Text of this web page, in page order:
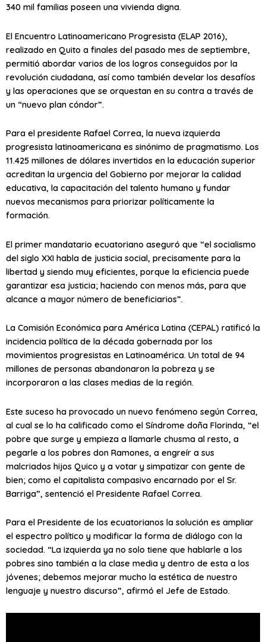
340 mil familias poseen una vivienda digna.
El Encuentro Latinoamericano Progresista (ELAP 2016),
realizado en Quito a finales del pasado mes de septiembre,
permitió abordar varios de los logros conseguidos por la
revolución ciudadana, así como también develar los desafíos
y las operaciones que se orquestan en su contra a través de
un “nuevo plan cóndor”.
Para el presidente Rafael Correa, la nueva izquierda
progresista latinoamericana es sinónimo de pragmatismo. Los
11.425 millones de dólares invertidos en la educación superior
acreditan la urgencia del Gobierno por mejorar la calidad
educativa, la capacitación del talento humano y fundar
nuevos mecanismos para priorizar políticamente la
formación.
El primer mandatario ecuatoriano aseguró que “el socialismo
del siglo XXI habla de justicia social, precisamente para la
libertad y siendo muy eficientes, porque la eficiencia puede
garantizar esa justicia; haciendo con menos más, para que
alcance a mayor número de beneficiarios”.
La Comisión Económica para América Latina (CEPAL) ratificó la
incidencia política de la década gobernada por los
movimientos progresistas en Latinoamérica. Un total de 94
millones de personas abandonaron la pobreza y se
incorporaron a las clases medias de la región.
Este suceso ha provocado un nuevo fenómeno según Correa,
al cual se lo ha calificado como el Síndrome doña Florinda, “el
pobre que surge y empieza a llamarle chusma al resto, a
pegarle a los pobres don Ramones, a engreír a sus
malcriados hijos Quico y a votar y simpatizar con gente de
bien; como el capitalista compasivo encarnado por el Sr.
Barriga”, sentenció el Presidente Rafael Correa.
Para el Presidente de los ecuatorianos la solución es ampliar
el espectro político y modificar la forma de diálogo con la
sociedad. “La izquierda ya no solo tiene que hablarle a los
pobres sino también a la clase media y dentro de esta a los
jóvenes; debemos mejorar mucho la estética de nuestro
lenguaje y nuestro discurso”, afirmó el Jefe de Estado.